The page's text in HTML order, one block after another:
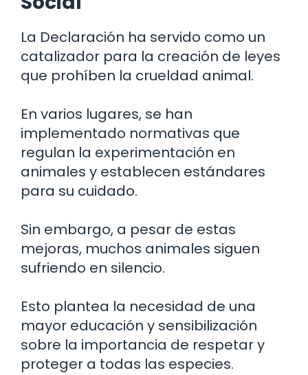
La Declaración ha servido como un
catalizador para la creación de leyes
que prohíben la crueldad animal.
En varios lugares, se han
implementado normativas que
regulan la experimentación en
animales y establecen estándares
para su cuidado.
Sin embargo, a pesar de estas
mejoras, muchos animales siguen
sufriendo en silencio.
Esto plantea la necesidad de una
mayor educación y sensibilización
sobre la importancia de respetar y
proteger a todas las especies.